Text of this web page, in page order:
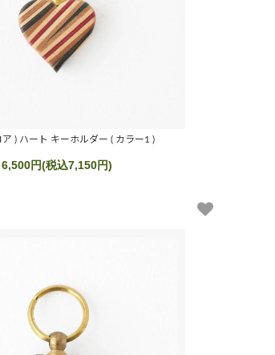
ア ) ハート キーホルダー ( カラー1 )
6,500円(税込7,150円)